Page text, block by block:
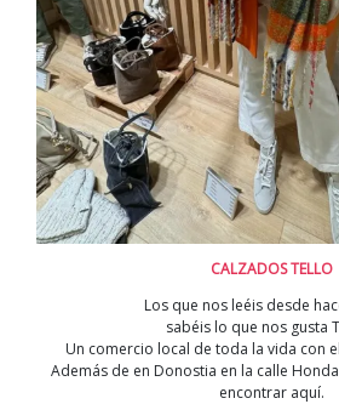
CALZADOS TELLO
Los que nos leéis desde
sabéis lo que nos gusta
Un comercio local de toda la vida con
Además de en Donostia en la calle
encontrar aquí.